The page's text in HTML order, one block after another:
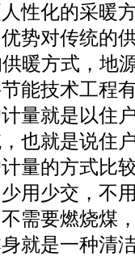
性化的采暖
势对传统的
暖方式，地
能技术工程
量就是以住
也就是说住
量的方式比
用少交，不
需要燃烧煤
就是一种清